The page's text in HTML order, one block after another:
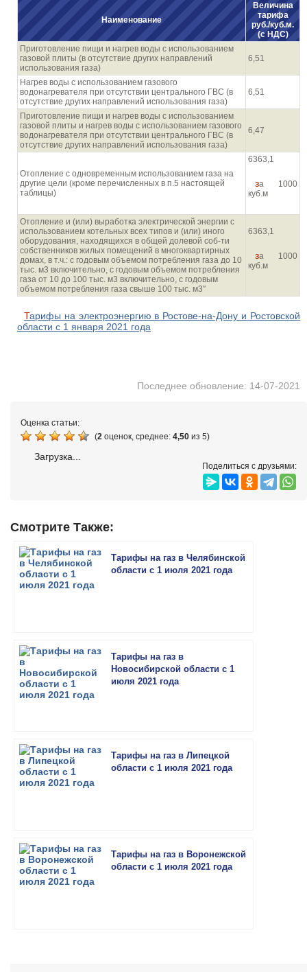
Наименование
Величина
тарифа
руб./куб.м.
(с НДС)
Приготовление пищи и нагрев воды с использованием
газовой плиты (в отсутствие других направлений
использования газа)
6,51
Нагрев воды с использованием газового
водонагревателя при отсутствии центрального ГВС (в
отсутствие других направлений использования газа)
6,51
Приготовление пищи и нагрев воды с использованием
газовой плиты и нагрев воды с использованием газового
водонагревателя при отсутствии центрального ГВС (в
отсутствие других направлений использования газа)
6,47
Отопление с одновременным использованием газа на
другие цели (кроме перечисленных в п.5 настоящей
таблицы)
6363,1
за 1000
куб.м
Отопление и (или) выработка электрической энергии с
использованием котельных всех типов и (или) иного
оборудования, находящихся в общей долевой соб-ти
собственников жилых помещений в многоквартирных
домах, в т.ч.: с годовым объемом потребления газа до 10
тыс. м3 включительно, с годовым объемом потребления
газа от 10 до 100 тыс. м3 включительно, с годовым
объемом потребления газа свыше 100 тыс. м3″
6363,1
за 1000
куб.м
Тарифы на электроэнергию в Ростове-на-Дону и Ростовской
области с 1 января 2021 года
Последнее обновление: 14-07-2021
Оценка статьи:
(2 оценок, среднее: 4,50 из 5)
Загрузка...
Поделиться с друзьями:
Смотрите Также:
Тарифы на газ в Челябинской
области с 1 июля 2021 года
Тарифы на газ в
Новосибирской области с 1
июля 2021 года
Тарифы на газ в Липецкой
области с 1 июля 2021 года
Тарифы на газ в Воронежской
области с 1 июля 2021 года